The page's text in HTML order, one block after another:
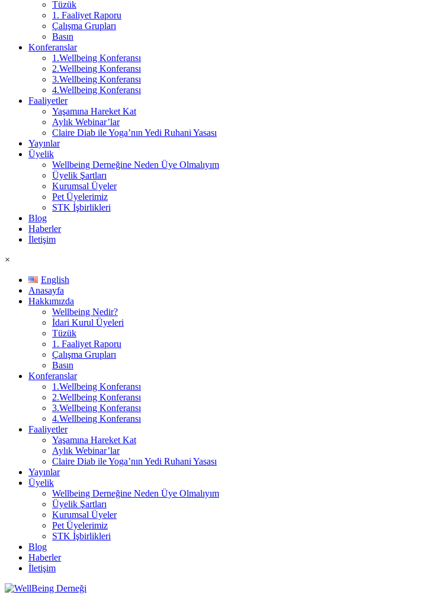
Tüzük
1. Faaliyet Raporu
Çalışma Grupları
Basın
Konferanslar
1.Wellbeing Konferansı
2.Wellbeing Konferansı
3.Wellbeing Konferansı
4.Wellbeing Konferansı
Faaliyetler
Yaşamına Hareket Kat
Aylık Webinar’lar
Claire Diab ile Yoga’nın Yedi Ruhani Yasası
Yayınlar
Üyelik
Wellbeing Derneğine Neden Üye Olmalıyım
Üyelik Şartları
Kurumsal Üyeler
Pet Üyelerimiz
STK İşbirlikleri
Blog
Haberler
İletişim
×
English
Anasayfa
Hakkımızda
Wellbeing Nedir?
İdari Kurul Üyeleri
Tüzük
1. Faaliyet Raporu
Çalışma Grupları
Basın
Konferanslar
1.Wellbeing Konferansı
2.Wellbeing Konferansı
3.Wellbeing Konferansı
4.Wellbeing Konferansı
Faaliyetler
Yaşamına Hareket Kat
Aylık Webinar’lar
Claire Diab ile Yoga’nın Yedi Ruhani Yasası
Yayınlar
Üyelik
Wellbeing Derneğine Neden Üye Olmalıyım
Üyelik Şartları
Kurumsal Üyeler
Pet Üyelerimiz
STK İşbirlikleri
Blog
Haberler
İletişim